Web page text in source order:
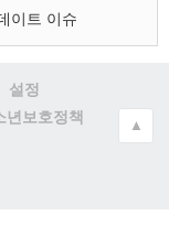
이트 이슈
설정
년보호정책
▲